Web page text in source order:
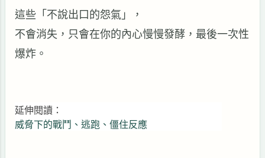
這些「不說出口的怨氣」，
不會消失，只會在你的內心慢慢發酵，最後一次性
爆炸。
延伸閱讀：
威脅下的戰鬥、逃跑、僵住反應